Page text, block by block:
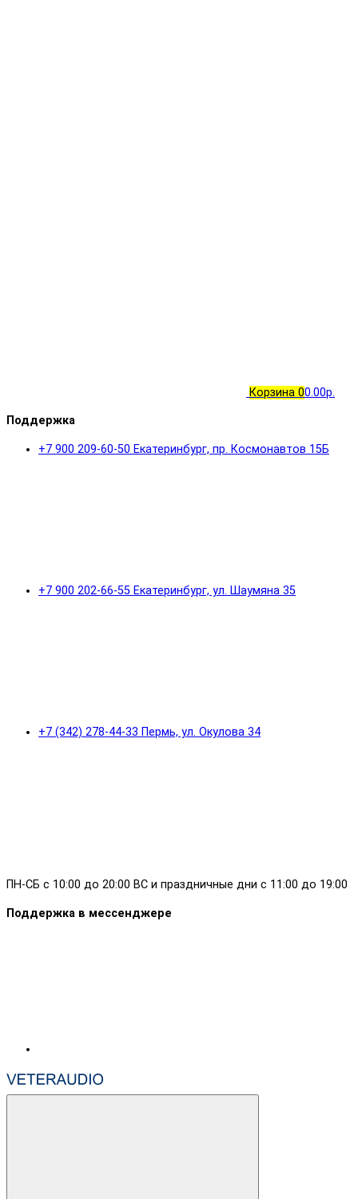
Корзина 00.00р.
Поддержка
+7 900 209-60-50 Екатеринбург, пр. Космонавтов 15Б
+7 900 202-66-55 Екатеринбург, ул. Шаумяна 35
+7 (342) 278-44-33 Пермь, ул. Окулова 34
ПН-СБ с 10:00 до 20:00 ВС и праздничные дни с 11:00 до 19:00
Поддержка в мессенджере